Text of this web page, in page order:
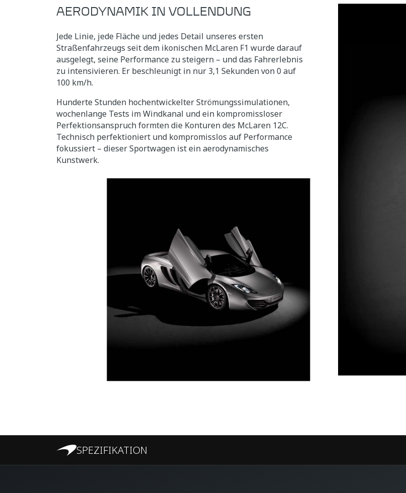
AERODYNAMIK IN VOLLENDUNG
Jede Linie, jede Fläche und jedes Detail unseres ersten
Straßenfahrzeugs seit dem ikonischen McLaren F1 wurde darauf
ausgelegt, seine Performance zu steigern – und das Fahrerlebnis
zu intensivieren. Er beschleunigt in nur 3,1 Sekunden von 0 auf
100 km/h.
Hunderte Stunden hochentwickelter Strömungssimulationen,
wochenlange Tests im Windkanal und ein kompromissloser
Perfektionsanspruch formten die Konturen des McLaren 12C.
Technisch perfektioniert und kompromisslos auf Performance
fokussiert – dieser Sportwagen ist ein aerodynamisches
Kunstwerk.
SPEZIFIKATION